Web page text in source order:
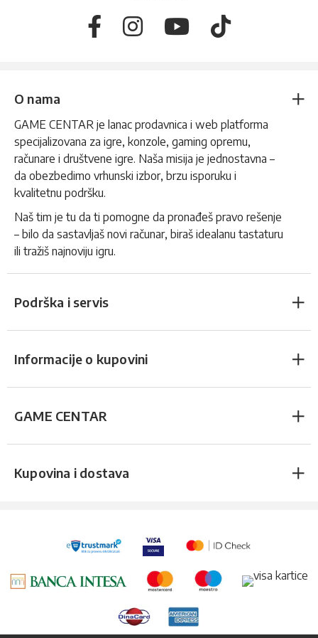
O nama
GAME CENTAR je lanac prodavnica i web platforma
specijalizovana za igre, konzole, gaming opremu,
računare i društvene igre. Naša misija je jednostavna –
da obezbedimo vrhunski izbor, brzu isporuku i
kvalitetnu podršku.
Naš tim je tu da ti pomogne da pronađeš pravo rešenje
– bilo da sastavljaš novi računar, biraš idealanu tastaturu
ili tražiš najnoviju igru.
Podrška i servis
Informacije o kupovini
GAME CENTAR
Kupovina i dostava